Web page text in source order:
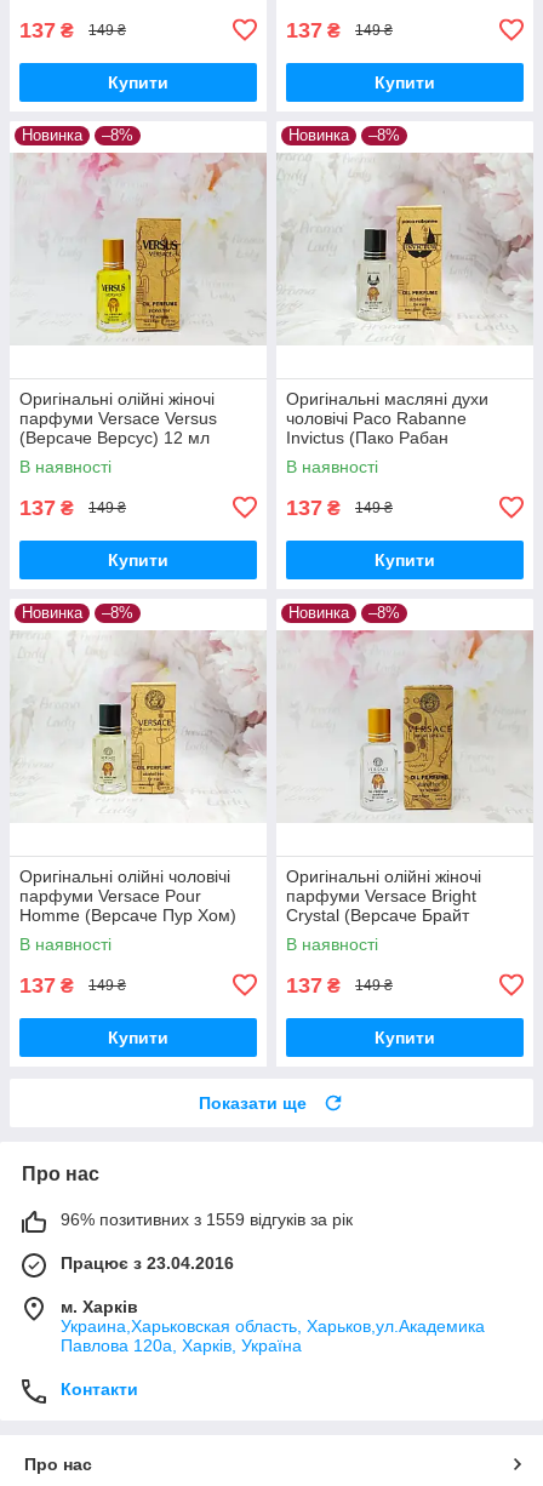
137 ₴ 149 ₴
Купити
137 ₴ 149 ₴
Купити
Новинка –8%
Оригінальні олійні жіночі
парфуми Versace Versus
(Версаче Версус) 12 мл
В наявності
137 ₴ 149 ₴
Купити
Новинка –8%
Оригінальні масляні духи
чоловічі Paco Rabanne
Invictus (Пако Рабан
Инвиктус) 12 мл
В наявності
137 ₴ 149 ₴
Купити
Новинка –8%
Оригінальні олійні чоловічі
парфуми Versace Pour
Homme (Версаче Пур Хом)
12 мл
В наявності
137 ₴ 149 ₴
Купити
Новинка –8%
Оригінальні олійні жіночі
парфуми Versace Bright
Crystal (Версаче Брайт
Крістал) 12 мл
В наявності
137 ₴ 149 ₴
Купити
Показати ще
Про нас
96% позитивних з 1559 відгуків за рік
Працює з 23.04.2016
м. Харків
Украина,Харьковская область, Харьков,ул.Академика
Павлова 120а, Харків, Україна
Контакти
Про нас